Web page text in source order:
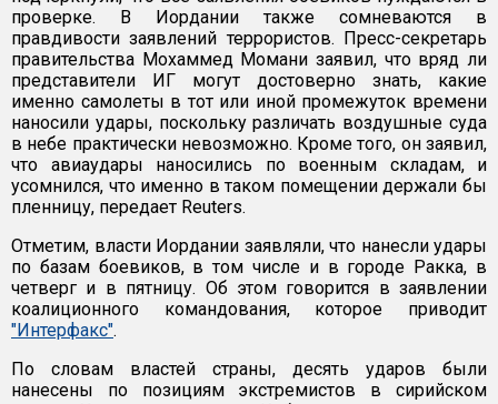
проверке. В Иордании также сомневаются в
правдивости заявлений террористов. Пресс-секретарь
правительства Мохаммед Момани заявил, что вряд ли
представители ИГ могут достоверно знать, какие
именно самолеты в тот или иной промежуток времени
наносили удары, поскольку различать воздушные суда
в небе практически невозможно. Кроме того, он заявил,
что авиаудары наносились по военным складам, и
усомнился, что именно в таком помещении держали бы
пленницу, передает Reuters.
Отметим, власти Иордании заявляли, что нанесли удары
по базам боевиков, в том числе и в городе Ракка, в
четверг и в пятницу. Об этом говорится в заявлении
коалиционного командования, которое приводит
"Интерфакс".
По словам властей страны, десять ударов были
нанесены по позициям экстремистов в сирийском